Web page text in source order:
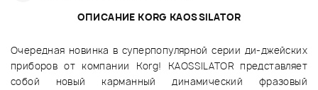
ОПИСАНИЕ KORG KAOSSILATOR
Очередная новинка в суперпопулярной серии ди-джейских
приборов от компании Korg! KAOSSILATOR представляет
собой новый карманный динамический фразовый